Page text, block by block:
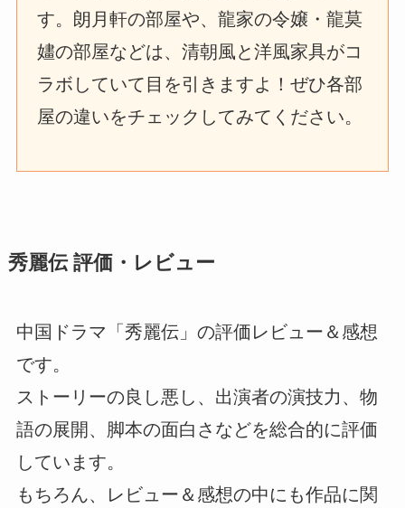
す。朗月軒の部屋や、龍家の令嬢・龍莫
嫿の部屋などは、清朝風と洋風家具がコ
ラボしていて目を引きますよ！ぜひ各部
屋の違いをチェックしてみてください。
秀麗伝 評価・レビュー
中国ドラマ「秀麗伝」の評価レビュー＆感想
です。
ストーリーの良し悪し、出演者の演技力、物
語の展開、脚本の面白さなどを総合的に評価
しています。
もちろん、レビュー＆感想の中にも作品に関